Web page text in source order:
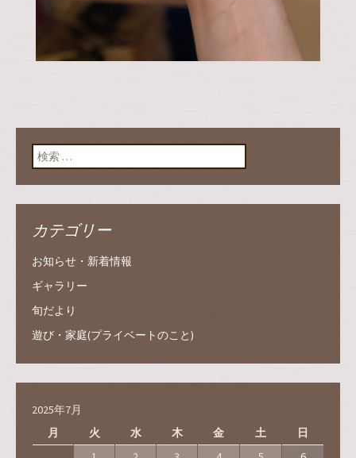
検索:
カテゴリー
お知らせ・新着情報
ギャラリー
旬だより
遊び・家庭(プライベートのこと)
2025年7月
月
火 水 木 金 土
日